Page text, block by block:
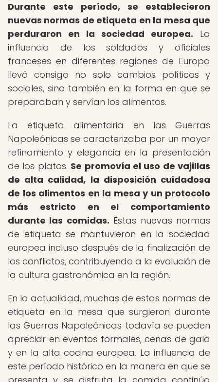
Durante este período, se establecieron
nuevas normas de etiqueta en la mesa que
perduraron en la sociedad europea. La
influencia de los soldados y oficiales
franceses en diferentes regiones de Europa
llevó consigo no solo cambios políticos y
sociales, sino también en la forma en que se
preparaban y servían los alimentos.
La etiqueta alimentaria en las Guerras
Napoleónicas se caracterizaba por un mayor
refinamiento y elegancia en la presentación
de los platos. Se promovía el uso de vajillas
de alta calidad, la disposición cuidadosa
de los alimentos en la mesa y un protocolo
más estricto en el comportamiento
durante las comidas. Estas nuevas normas
de etiqueta se mantuvieron en la sociedad
europea incluso después de la finalización de
los conflictos, contribuyendo a la evolución de
la cultura gastronómica en la región.
En la actualidad, muchas de estas normas de
etiqueta en la mesa que surgieron durante
las Guerras Napoleónicas todavía se pueden
apreciar en eventos formales, cenas de gala
y en la alta cocina europea. La influencia de
este período histórico en la manera en que se